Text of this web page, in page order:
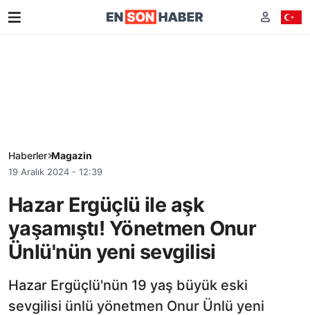
Haberler Magazin
19 Aralık 2024 - 12:39
Hazar Ergüçlü ile aşk
yaşamıştı! Yönetmen Onur
Ünlü'nün yeni sevgilisi
Hazar Ergüçlü'nün 19 yaş büyük eski
sevgilisi ünlü yönetmen Onur Ünlü yeni